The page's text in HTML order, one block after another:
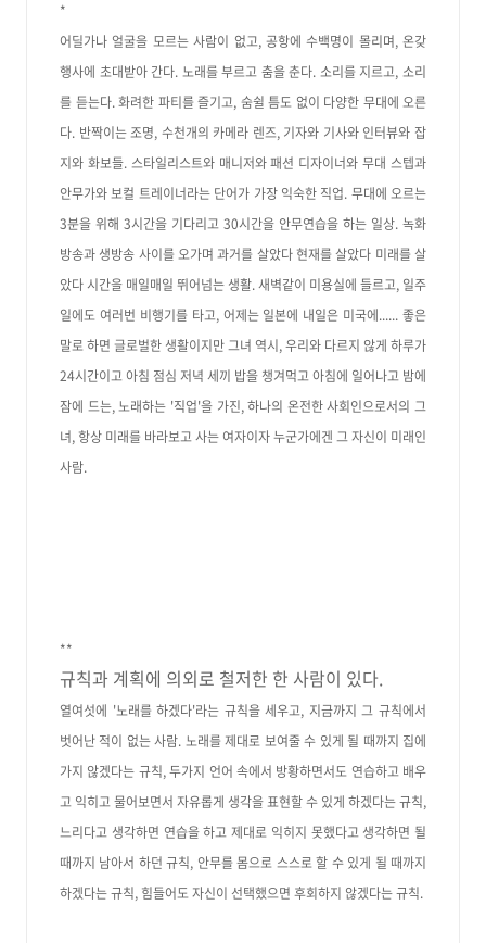
*
어딜가나 얼굴을 모르는 사람이 없고, 공항에 수백명이 몰리며, 온갖
행사에 초대받아 간다. 노래를 부르고 춤을 춘다. 소리를 지르고, 소리
를 듣는다.화려한 파티를 즐기고, 숨쉴 틈도 없이 다양한 무대에 오른
다. 반짝이는 조명, 수천개의 카메라 렌즈, 기자와 기사와 인터뷰와 잡
지와 화보들. 스타일리스트와 매니저와 패션 디자이너와 무대 스텝과
안무가와 보컬 트레이너라는 단어가 가장 익숙한 직업. 무대에 오르는
3분을 위해 3시간을 기다리고 30시간을 안무연습을 하는 일상. 녹화
방송과 생방송 사이를 오가며 과거를 살았다 현재를 살았다 미래를 살
았다 시간을 매일매일 뛰어넘는 생활. 새벽같이 미용실에 들르고, 일주
일에도 여러번 비행기를 타고, 어제는 일본에 내일은 미국에...... 좋은
말로 하면 글로벌한 생활이지만 그녀 역시, 우리와 다르지 않게 하루가
24시간이고 아침 점심 저녁 세끼 밥을 챙겨먹고 아침에 일어나고 밤에
잠에 드는, 노래하는 '직업'을 가진,하나의 온전한 사회인으로서의 그
녀, 항상 미래를 바라보고 사는 여자이자 누군가에겐 그 자신이 미래인
사람.
**
규칙과 계획에 의외로 철저한 한 사람이 있다.
열여섯에 '노래를 하겠다'라는 규칙을 세우고, 지금까지 그 규칙에서
벗어난 적이 없는 사람. 노래를 제대로 보여줄 수 있게 될 때까지 집에
가지 않겠다는 규칙, 두가지 언어 속에서 방황하면서도 연습하고 배우
고 익히고 물어보면서 자유롭게 생각을 표현할 수 있게 하겠다는 규칙,
느리다고 생각하면 연습을 하고 제대로 익히지 못했다고 생각하면 될
때까지 남아서 하던 규칙, 안무를 몸으로 스스로 할 수 있게 될 때까지
하겠다는 규칙, 힘들어도 자신이 선택했으면 후회하지 않겠다는 규칙.